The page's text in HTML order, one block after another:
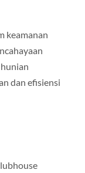
keamanan
dan efisiensi